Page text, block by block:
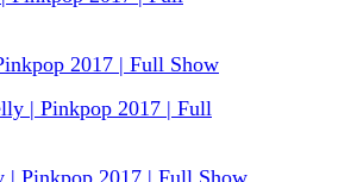
2017 | Full Show